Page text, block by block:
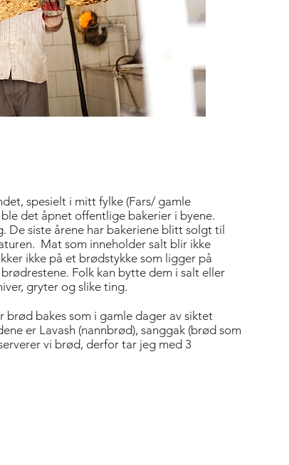
spesielt i mitt fylke (Fars/ gamle
det åpnet offentlige bakerier i byene.
siste årene har bakeriene blitt solgt til
Mat som inneholder salt blir ikke
ikke på et brødstykke som ligger på
Folk kan bytte dem i salt eller
gryter og slike ting.
brød bakes som i gamle dager av siktet
er Lavash (nannbrød), sanggak (brød som
vi brød, derfor tar jeg med 3